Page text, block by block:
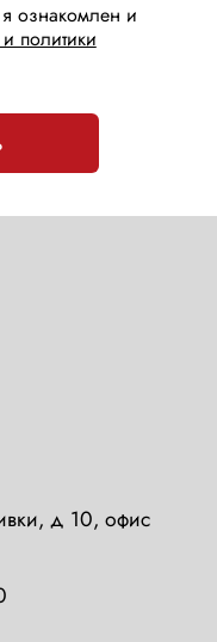
ознакомлен и
политики
д 10, офис